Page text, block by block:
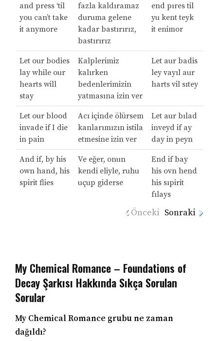
and press ‘til
you can’t take
it anymore
fazla kaldıramaz
duruma gelene
kadar bastırırız,
bastırırız
end pıres til
yu kent teyk
it enimor
Let our bodies
lay while our
hearts will
stay
Kalplerimiz
kalırken
bedenlerimizin
yatmasına izin ver
Let aur badis
ley vayıl aur
harts vil sıtey
Let our blood
invade if I die
in pain
Acı içinde ölürsem
kanlarımızın istila
etmesine izin ver
Let aur bılad
inveyd if ay
day in peyn
And if, by his
own hand, his
spirit flies
Ve eğer, onun
kendi eliyle, ruhu
uçup giderse
End if bay
his ovn hend
his sıpirit
fılays
Önceki Sonraki
My Chemical Romance – Foundations of
Decay Şarkısı Hakkında Sıkça Sorulan
Sorular
My Chemical Romance grubu ne zaman
dağıldı?